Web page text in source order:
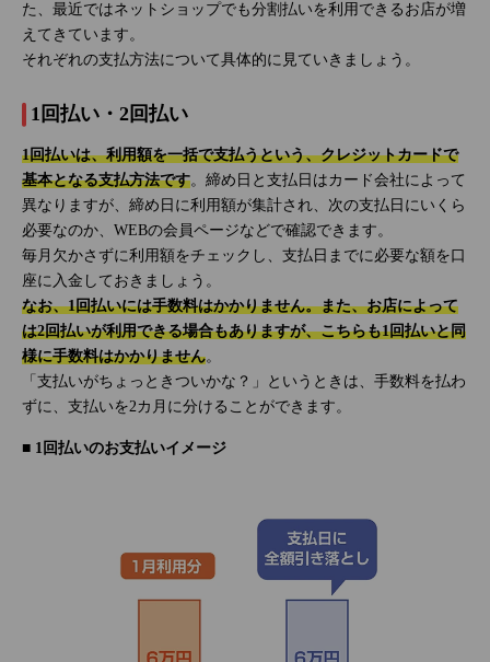
た、最近ではネットショップでも分割払いを利用できるお店が増
えてきています。
それぞれの支払方法について具体的に見ていきましょう。
1回払い・2回払い
1回払いは、利用額を一括で支払うという、クレジットカードで
基本となる支払方法です。締め日と支払日はカード会社によって
異なりますが、締め日に利用額が集計され、次の支払日にいくら
必要なのか、WEBの会員ページなどで確認できます。
毎月欠かさずに利用額をチェックし、支払日までに必要な額を口
座に入金しておきましょう。
なお、1回払いには手数料はかかりません。また、お店によって
は2回払いが利用できる場合もありますが、こちらも1回払いと同
様に手数料はかかりません。
「支払いがちょっときついかな？」というときは、手数料を払わ
ずに、支払いを2カ月に分けることができます。
■ 1回払いのお支払いイメージ